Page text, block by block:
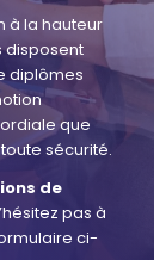
à la hauteur
disposent
diplômes
que
sécurité.
de
pas à
ci-